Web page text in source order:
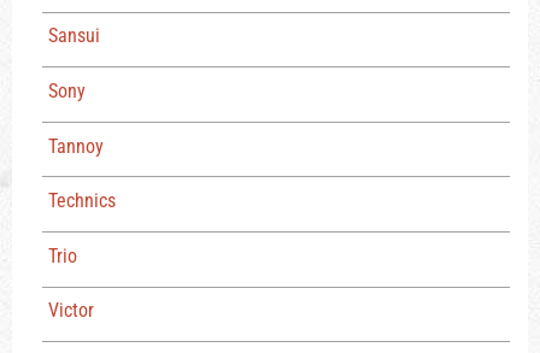
Sansui
Sony
Tannoy
Technics
Trio
Victor